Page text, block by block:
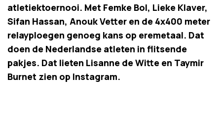
atletiektoernooi. Met Femke Bol, Lieke Klaver,
Sifan Hassan, Anouk Vetter en de 4x400 meter
relayploegen genoeg kans op eremetaal. Dat
doen de Nederlandse atleten in flitsende
pakjes. Dat lieten Lisanne de Witte en Taymir
Burnet zien op Instagram.